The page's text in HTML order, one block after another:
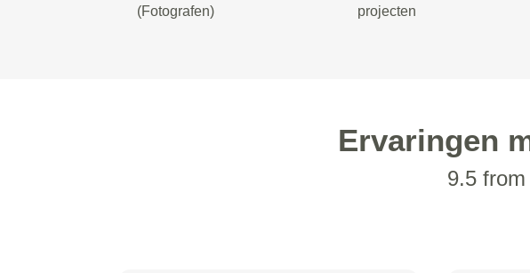
(Fotografen)
projecten
Ervaringen
9.5